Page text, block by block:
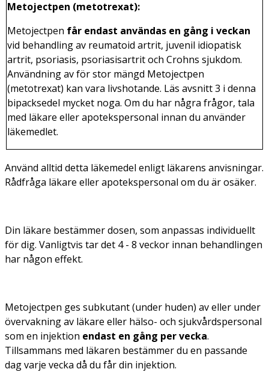
Metojectpen (metotrexat):
Metojectpen får endast användas en gång i veckan
vid behandling av reumatoid artrit, juvenil idiopatisk
artrit, psoriasis, psoriasisartrit och Crohns sjukdom.
Användning av för stor mängd Metojectpen
(metotrexat) kan vara livshotande. Läs avsnitt 3 i denna
bipacksedel mycket noga. Om du har några frågor, tala
med läkare eller apotekspersonal innan du använder
läkemedlet.
Använd alltid detta läkemedel enligt läkarens anvisningar.
Rådfråga läkare eller apotekspersonal om du är osäker.
Din läkare bestämmer dosen, som anpassas individuellt
för dig. Vanligtvis tar det 4 - 8 veckor innan behandlingen
har någon effekt.
Metojectpen ges subkutant (under huden) av eller under
övervakning av läkare eller hälso- och sjukvårdspersonal
som en injektion endast en gång per vecka.
Tillsammans med läkaren bestämmer du en passande
dag varje vecka då du får din injektion.